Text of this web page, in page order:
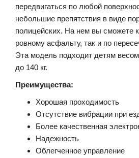
передвигаться по любой
небольшие препятствия в виде
полицейских. На нем вы сможете
ровному асфальту, так и по
Эта модель подходит детям
до 140 кг.
Преимущества:
Хорошая проходимость
Отсутствие вибрации при
Более качественная
Надежность
Облегченное управление